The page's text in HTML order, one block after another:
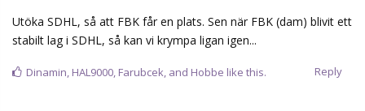
Utöka SDHL, så att FBK får en plats. Sen när FBK (dam) blivit ett
stabilt lag i SDHL, så kan vi krympa ligan igen...
Reply
Dinamin, HAL9000, Farubcek, and Hobbe like this.